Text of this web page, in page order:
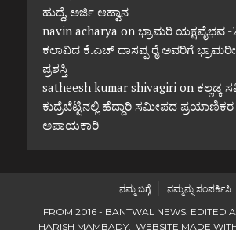
ಹುದ್ದೆ, ಅರ್ಜಿ ಆಹ್ವಾನ
navin acharya on ಭ್ರಾಮರಿ ಯಕ್ಷವೈಭವ
ಕಲಾವಿದ ಕೆ.ಎಚ್ ದಾಸಪ್ಪ ರೈ ಅವರಿಗೆ
ಪ್ರಶಸ್ತಿ
satheesh kumar shivagirion ಕಲ್ಲಡ್ಕ
ಕುದ್ರೆಬೆಟ್ಟಿನಲ್ಲಿ ಹೆದ್ದಾರಿ ಸಮೀಪದ
ಅಪಾಯಕಾರಿ
ನಮ್ಮ ಬಗ್ಗೆ
ನಮ್ಮನ್ನು ಸಂಪರ್ಕಿಸಿ
FROM 2016 - BANTWAL NEWS. EDITED
HARISH MAMBADY. WEBSITE MADE